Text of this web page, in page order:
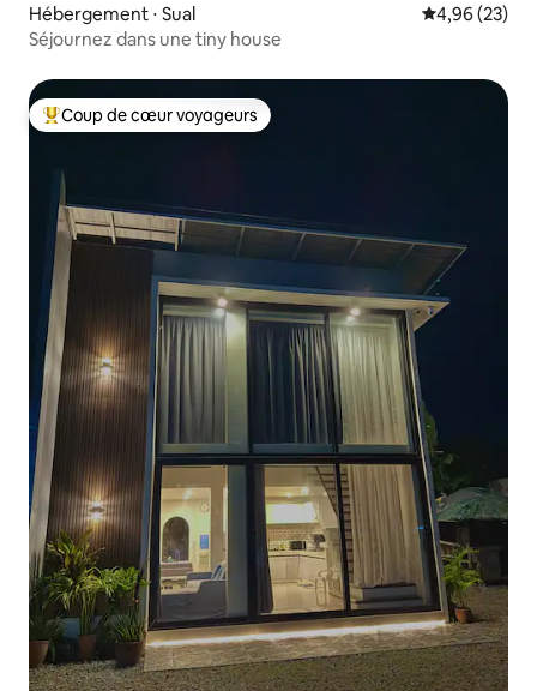
Hébergement ⋅ Sual Évaluation
4,96 (23)
Séjournez dans une tiny house
Coups de cœur voyageurs les plus appréciés
Coup de cœur voyageurs